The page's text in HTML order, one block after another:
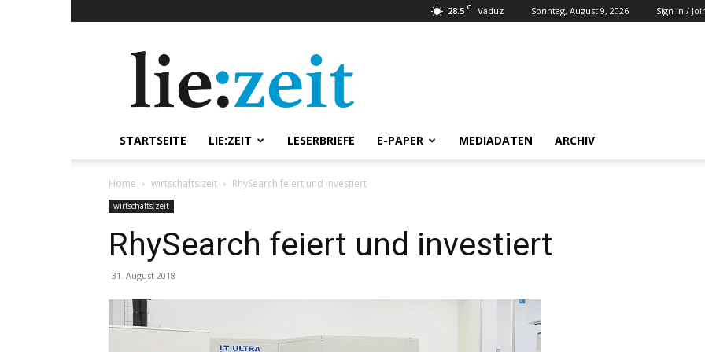
28.5 C Vaduz Sonntag, August 9, 2026 Sign in /
STARTSEITE LIE:ZEIT LESERBRIEFE E-PAPER MEDIADATEN ARCHIV
Home wirtschafts:zeit RhySearch feiert und investiert
wirtschafts:zeit
RhySearch feiert und investiert
31. August 2018